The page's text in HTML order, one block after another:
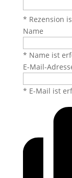
* Rezension
Name
* Name ist
E-Mail-
* E-Mail ist